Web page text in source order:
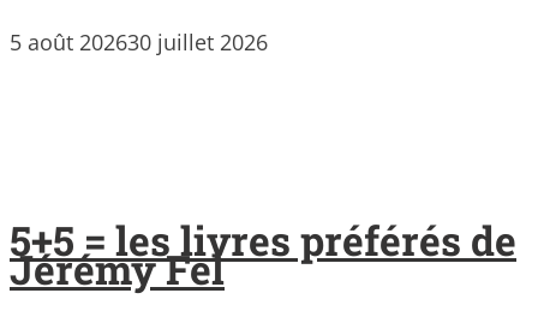
5 août 202630 juillet 2026
5+5 = les livres préférés de
Jérémy Fel